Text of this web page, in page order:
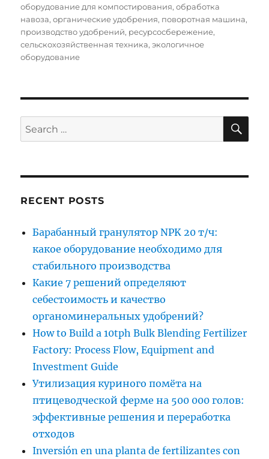
оборудование для компостирования,обработка
навоза,органические удобрения, поворотная машина,
производство удобрений, ресурсосбережение,
сельскохозяйственная техника,экологичное
оборудование
Search
for:
RECENT POSTS
Барабанный гранулятор NPK 20 т/ч:
какое оборудование необходимо для
стабильного производства
Какие 7 решений определяют
себестоимость и качество
органоминеральных удобрений?
How to Build a 10tph Bulk Blending Fertilizer
Factory: Process Flow, Equipment and
Investment Guide
Утилизация куриного помёта на
птицеводческой ферме на 500 000 голов:
эффективные решения и переработка
отходов
Inversión en una planta de fertilizantes con